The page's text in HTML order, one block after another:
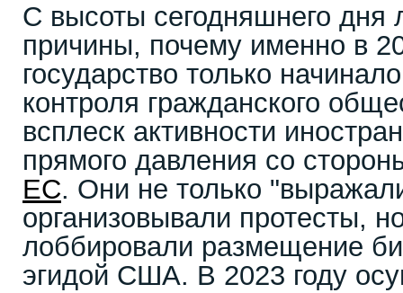
С высоты сегодняшнего дня
причины, почему именно в
государство только
контроля гражданского
всплеск активности
прямого давления со
ЕС. Они не только
организовывали протесты,
лоббировали размещение
эгидой США. В 2023 году